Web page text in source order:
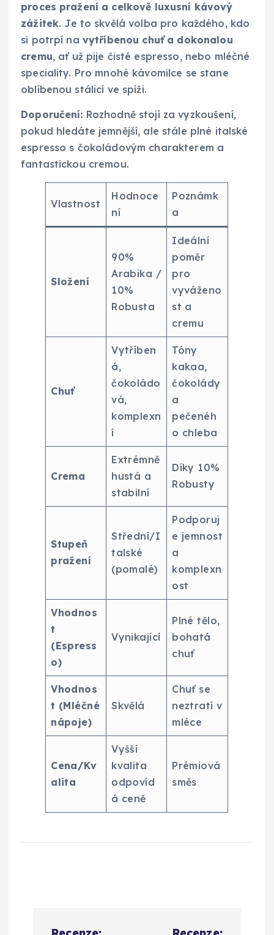
proces pražení a celkově luxusní kávový
zážitek. Je to skvělá volba pro každého, kdo
si potrpí na vytříbenou chuť a dokonalou
cremu, ať už pije čisté espresso, nebo mléčné
speciality. Pro mnohé kávomilce se stane
oblíbenou stálicí ve spíži.
Doporučení: Rozhodně stojí za vyzkoušení,
pokud hledáte jemnější, ale stále plné italské
espresso s čokoládovým charakterem a
fantastickou cremou.
Vlastnost
Hodnoce
ní
Poznámk
a
Složení
90%
Arabika /
10%
Robusta
Ideální
poměr
pro
vyváženo
st a
cremu
Chuť
Vytříben
á,
čokoládo
vá,
komplexn
í
Tóny
kakaa,
čokolády
a
pečenéh
o chleba
Crema
Extrémně
hustá a
stabilní
Díky 10%
Robusty
Stupeň
pražení
Střední/I
talské
(pomalé)
Podporuj
e jemnost
a
komplexn
ost
Vhodnos
t
(Espress
o)
Vynikající
Plné tělo,
bohatá
chuť
Vhodnos
t (Mléčné
nápoje)
Skvělá
Chuť se
neztratí v
mléce
Cena/Kv
alita
Vyšší
kvalita
odpovíd
á ceně
Prémiová
směs